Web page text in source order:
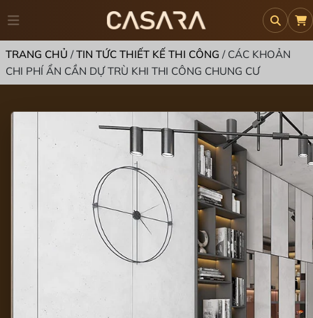
TRANG CHỦ /TIN TỨC THIẾT KẾ THI CÔNG / CÁC KHOẢN
CHI PHÍ ẨN CẦN DỰ TRÙ KHI THI CÔNG CHUNG CƯ